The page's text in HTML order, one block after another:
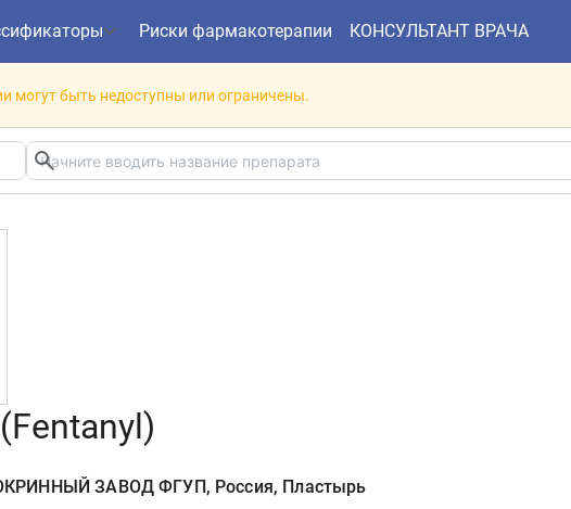
Риски фармакотерапии КОНСУЛЬТАНТ ВРАЧА
могут быть недоступны или ограничены.
ЗАВОД ФГУП, Россия, Пластырь